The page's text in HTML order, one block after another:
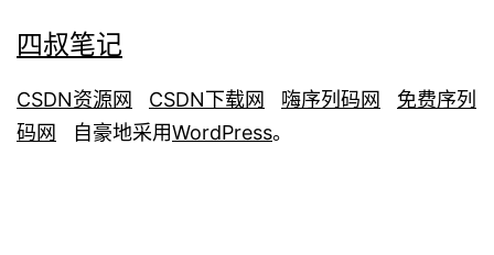
四叔笔记
CSDN资源网 CSDN下载网 嗨序列码网
免费序列
码网 自豪地采用WordPress。